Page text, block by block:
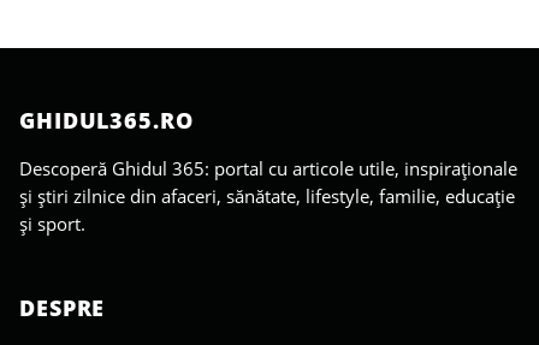
GHIDUL365.RO
Descoperă Ghidul 365: portal cu articole utile, inspiraționale
și știri zilnice din afaceri, sănătate, lifestyle, familie, educație
și sport.
DESPRE